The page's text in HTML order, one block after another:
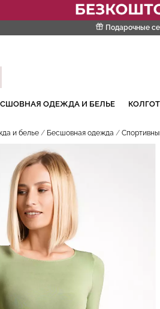
Подарочные
ОДЕЖДА И БЕЛЬЕ
и белье Бесшовная одежда
ТОВАРЫ